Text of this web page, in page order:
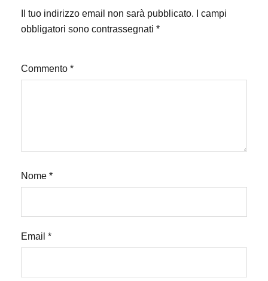
Il tuo indirizzo email non sarà pubblicato.
I campi
obbligatori sono contrassegnati *
Commento *
Nome *
Email *